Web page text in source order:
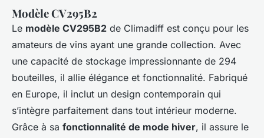
Modèle CV295B2
Le modèle CV295B2 de Climadiff est conçu pour les
amateurs de vins ayant une grande collection. Avec
une capacité de stockage impressionnante de 294
bouteilles, il allie élégance et fonctionnalité. Fabriqué
en Europe, il inclut un design contemporain qui
s’intègre parfaitement dans tout intérieur moderne.
Grâce à sa fonctionnalité de mode hiver, il assure le